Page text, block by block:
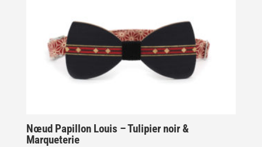
Nœud Papillon Louis – Tulipier noir &
Marqueterie